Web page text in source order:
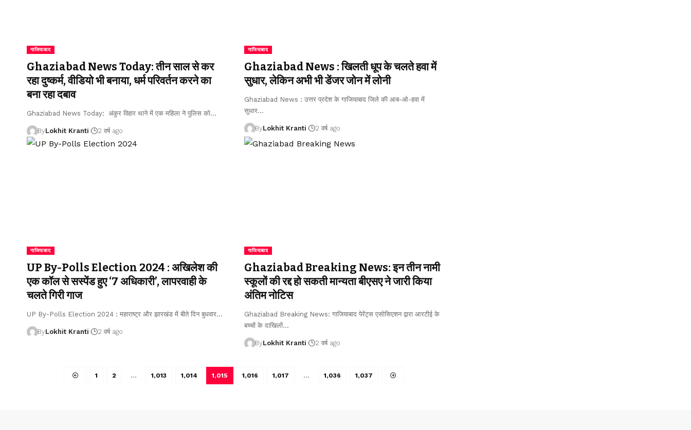
गाजियाबाद
Ghaziabad News Today: तीन साल से कर
रहा दुष्कर्म, वीडियो भी बनाया, धर्म परिवर्तन करने का
बना रहा दबाव
Ghaziabad News Today: अंकुर विहार थाने में एक महिला ने पुलिस को…
ByLokhit Kranti 2 वर्ष ago
गाजियाबाद
Ghaziabad News : खिलती धूप के चलते हवा में
सुधार, लेकिन अभी भी डेंजर जोन में लोनी
Ghaziabad News : उत्तर प्रदेश के गाजियाबाद जिले की आब-ओ-हवा में
सुधार…
ByLokhit Kranti 2 वर्ष ago
गाजियाबाद
UP By-Polls Election 2024 : अखिलेश की
एक कॉल से सस्पेंड हुए ‘7 अधिकारी’, लापरवाही के
चलते गिरी गाज
UP By-Polls Election 2024 : महाराष्ट्र और झारखंड में बीते दिन बुधवार…
ByLokhit Kranti 2 वर्ष ago
गाजियाबाद
Ghaziabad Breaking News: इन तीन नामी
स्कूलों की रद्द हो सकती मान्यता बीएसए ने जारी किया
अंतिम नोटिस
Ghaziabad Breaking News: गाजियाबाद पेरेंट्स एसोसिएशन द्वारा आरटीई के
बच्चों के दाखिलों…
ByLokhit Kranti 2 वर्ष ago
1 2 … 1,013 1,014 1,015 1,016 1,017 … 1,036 1,037